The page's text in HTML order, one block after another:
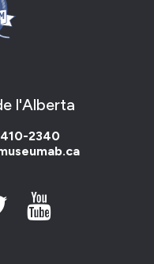
l'Alberta
2340